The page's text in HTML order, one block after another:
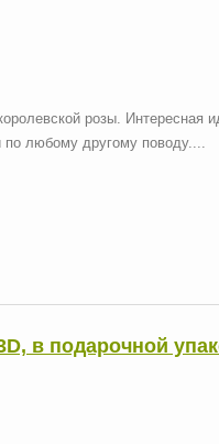
розы. Интересная
любому другому поводу....
в подарочной